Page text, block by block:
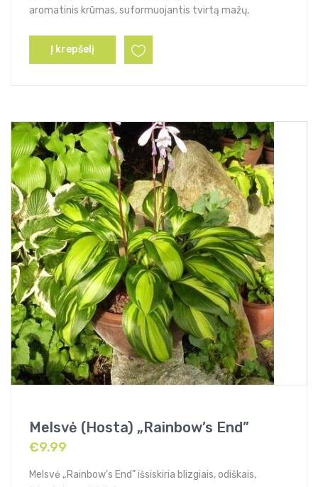
aromatinis krūmas, suformuojantis tvirtą mažų,
Į krepšelį
Melsvė (Hosta) „Rainbow’s End”
€9.99
Melsvė „Rainbow’s End” išsiskiria blizgiais, odiškais,